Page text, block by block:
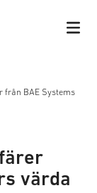
från BAE Systems
värda